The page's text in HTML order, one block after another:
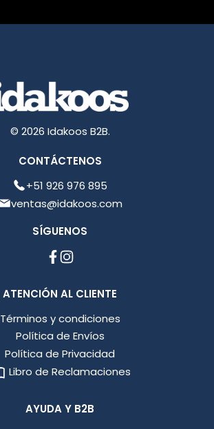
© 2026 Idakoos B2B.
CONTÁCTENOS
+51 926 976 895
ventas@idakoos.com
SÍGUENOS
ATENCIÓN AL CLIENTE
Términos y condiciones
Política de Envíos
Política de Privacidad
Libro de Reclamaciones
AYUDA Y B2B